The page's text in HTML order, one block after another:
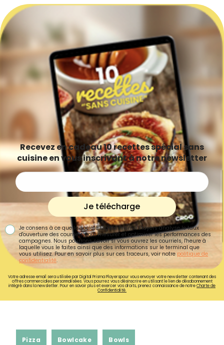
Recevez en cadeau 10 recettes spécial sans
cuisine en vous inscrivant à notre newsletter
Je télécharge
Je consens à ce que la société Digital Prisma Players analyse le taux
d'ouverture des courriels pour mesurer et optimiser les performances des
campagnes. Nous pourrons savoir si vous ouvrez les courriels, l'heure à
laquelle vous le faites ainsi que des informations sur le terminal que
vous utilisez. Pour en savoir plus sur ces traceurs, voir notre politique de
confidentialité.
Votre adresse email sera utilisée par Digital Prisma Playerspour vous envoyer votre newsletter contenant des
offres commerciales personnalisées. Vous pourrez vous désinscrire en utilisant le lien de désabonnement
intégré dans la newsletter. Pour en savoir plus et exercer vos droits, prenez connaissance de notreCharte de
Confidentialité.
Pizza Bowlcake Bowls